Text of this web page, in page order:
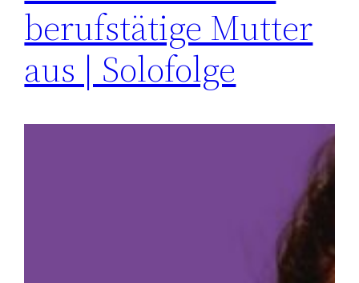
berufstätige Mutter
aus | Solofolge